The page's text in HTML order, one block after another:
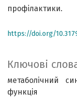
Ключові
метаболічний
функція
профілактики.
https://doi.org/